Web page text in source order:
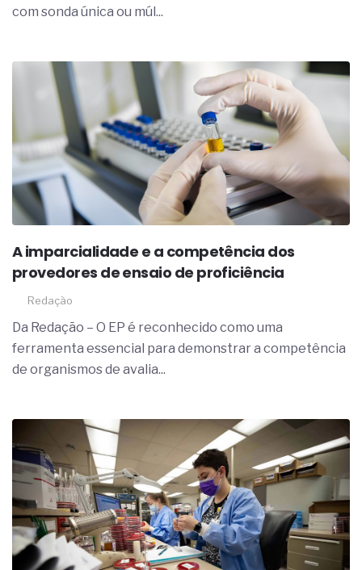
com sonda única ou múl...
A imparcialidade e a competência dos
provedores de ensaio de proficiência
Redação
Da Redação – O EP é reconhecido como uma
ferramenta essencial para demonstrar a competência
de organismos de avalia...